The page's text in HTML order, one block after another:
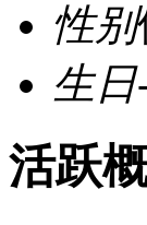
性别
生日
活跃